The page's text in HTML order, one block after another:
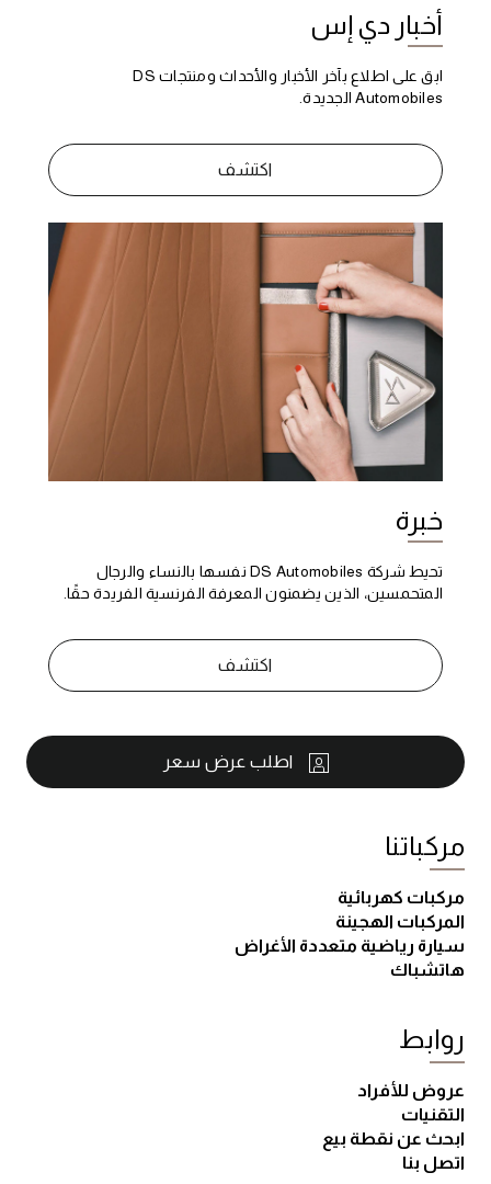
أخبار دي إس
ابق على اطلاع بآخر الأخبار والأحداث ومنتجات DS
Automobiles الجديدة.
اكتشف
خبرة
تحيط شركة DS Automobiles نفسها بالنساء والرجال
المتحمسين، الذين يضمنون المعرفة الفرنسية الفريدة حقًا.
اكتشف
اطلب عرض سعر
مركباتنا
مركبات كهربائية
المركبات الهجينة
سيارة رياضية متعددة الأغراض
هاتشباك
روابط
عروض للأفراد
التقنيات
ابحث عن نقطة بيع
اتصل بنا